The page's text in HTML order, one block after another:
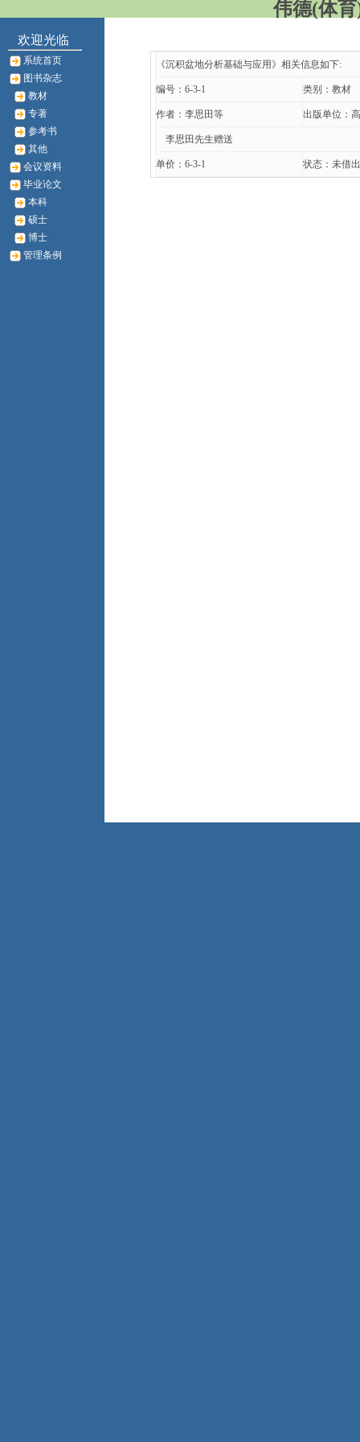
伟德(体
欢迎光临
系统首页
图书杂志
教材
专著
参考书
其他
会议资料
毕业论文
本科
硕士
博士
管理条例
《沉积盆地分析基础与应用》相关信息如下:
编号：6-3-1 类别：教材
作者：李思田等 出版单位：
李思田先生赠送
单价：6-3-1 状态：未借出